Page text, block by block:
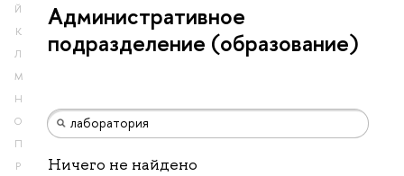
Й
К
Л
М
Н
О
П
Р
Административное
подразделение (образование)
Ничего не найдено